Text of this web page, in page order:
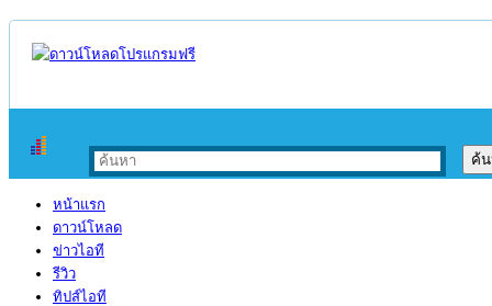
หน้าแรก
ดาวน์โหลด
ข่าวไอที
รีวิว
ทิปส์ไอที